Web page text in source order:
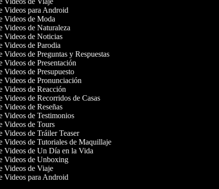
Videos para Android
Videos de Moda
Videos de Naturaleza
Videos de Noticias
Videos de Parodia
Videos de Preguntas y Respuestas
Videos de Presentación
Videos de Presupuesto
Videos de Pronunciación
Videos de Reacción
Videos de Recorridos de Casas
Videos de Reseñas
Videos de Testimonios
Videos de Tours
Videos de Tráiler Teaser
Videos de Tutoriales de Maquillaje
Videos de Un Día en la Vida
Videos de Unboxing
Videos de Viaje
Videos para Android